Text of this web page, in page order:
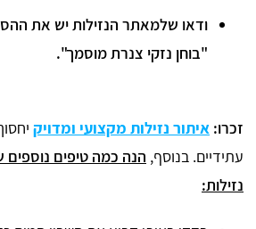
ודאו שלמאתר הנזילות יש את
"בוחן נזקי צנרת מוסמך".
זכרו: איתור נזילות מקצועי ומדויק
עתידיים. בנוסף, הנה כמה טיפים נוספים
נזילות: